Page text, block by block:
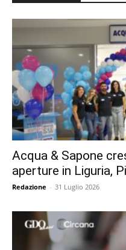
Acqua & Sapone
aperture in Liguria,
Redazione - 31 Luglio 2026